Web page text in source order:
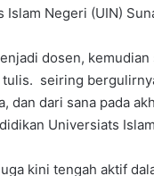
Negeri (UIN)
dosen,
seiring
dan dari sana pada
Universiats
kini tengah aktif